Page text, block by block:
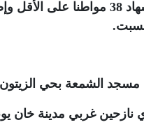
وأكدت مصادر في مستشفيات غزة،
.
مسجد الشمعة بحي